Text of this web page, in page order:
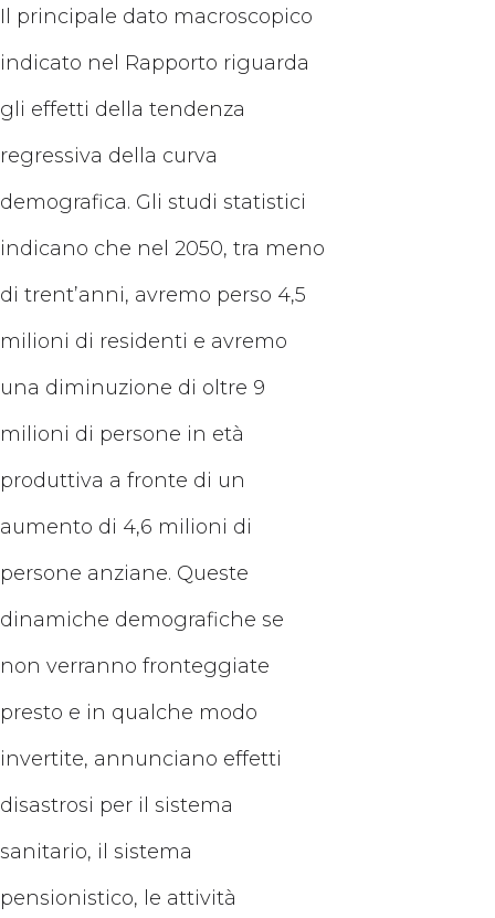
Il principale dato macroscopico
indicato nel Rapporto riguarda
gli effetti della tendenza
regressiva della curva
demografica. Gli studi statistici
indicano che nel 2050, tra meno
di trent’anni, avremo perso 4,5
milioni di residenti e avremo
una diminuzione di oltre 9
milioni di persone in età
produttiva a fronte di un
aumento di 4,6 milioni di
persone anziane. Queste
dinamiche demografiche se
non verranno fronteggiate
presto e in qualche modo
invertite, annunciano effetti
disastrosi per il sistema
sanitario, il sistema
pensionistico, le attività